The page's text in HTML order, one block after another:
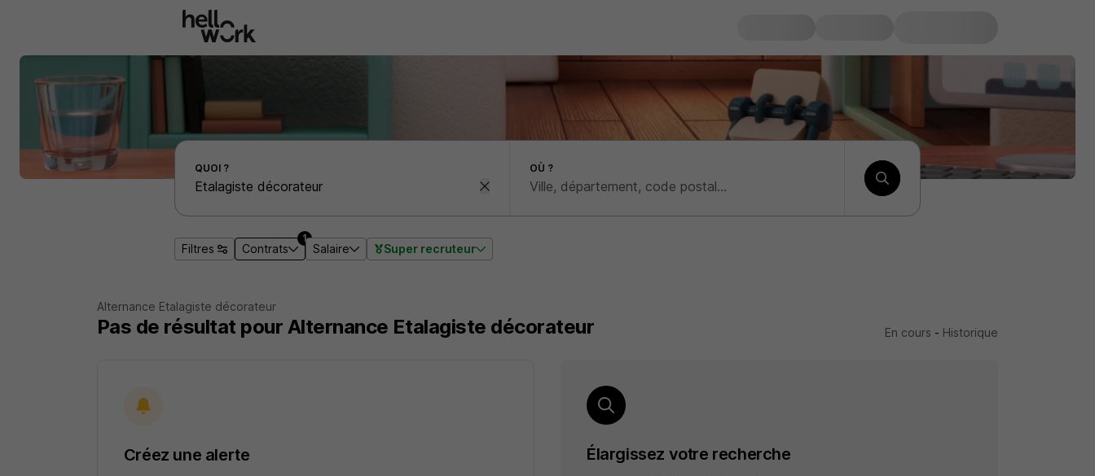
Effectuer une recherche d'emploi par localité
QUOI ? OÙ ?
Filtres Contrats
1
Salaire Super recruteur
Alternance Etalagiste décorateur
Pas de résultat pour Alternance Etalagiste décorateur En cours - Historique
Créez une alerte Élargissez votre recherche